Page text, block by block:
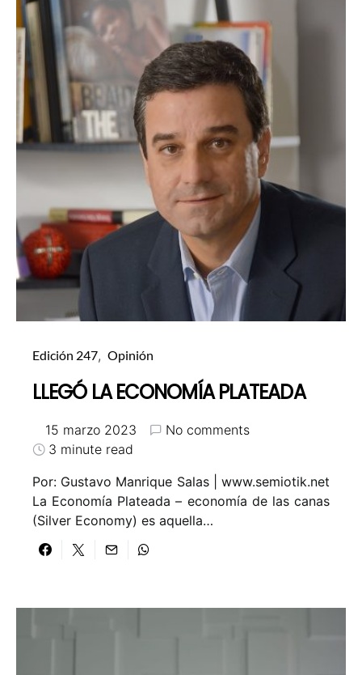
Edición 247 Opinión
LLEGÓ LA ECONOMÍA PLATEADA
15 marzo 2023
No comments
3 minute read
Por: Gustavo Manrique Salas | www.semiotik.net
La Economía Plateada – economía de las canas
(Silver Economy) es aquella…